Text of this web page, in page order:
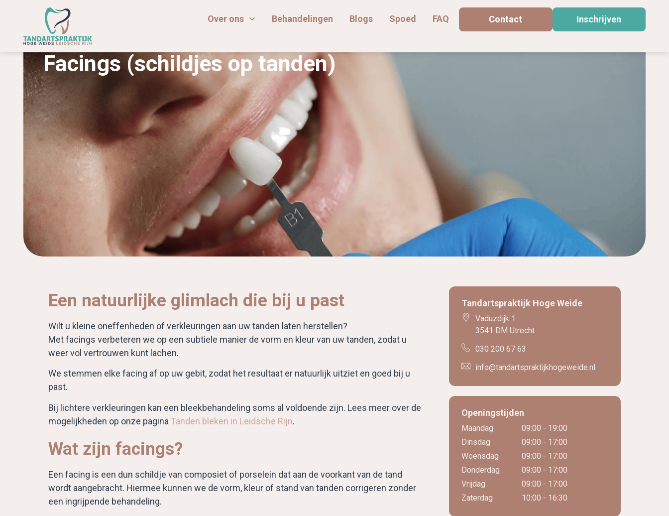
Over ons Behandelingen Blogs Spoed FAQ Contact Inschrijven
Facings (schildjes op tanden)
Een natuurlijke glimlach die bij u past
Wilt u kleine oneffenheden of verkleuringen aan uw tanden laten herstellen?
Met facings verbeteren we op een subtiele manier de vorm en kleur van uw tanden, zodat u
weer vol vertrouwen kunt lachen.
We stemmen elke facing af op uw gebit, zodat het resultaat er natuurlijk uitziet en goed bij u
past.
Bij lichtere verkleuringen kan een bleekbehandeling soms al voldoende zijn. Lees meer over de
mogelijkheden op onze pagina Tanden bleken in Leidsche Rijn.
Wat zijn facings?
Een facing is een dun schildje van composiet of porselein dat aan de voorkant van de tand
wordt aangebracht. Hiermee kunnen we de vorm, kleur of stand van tanden corrigeren zonder
een ingrijpende behandeling.
Tandartspraktijk Hoge Weide
Vaduzdijk 1
3541 DM Utrecht
030 200 67 63
info@tandartspraktijkhogeweide.nl
Openingstijden
Maandag
Dinsdag
Woensdag
Donderdag
Vrijdag
Zaterdag
09:00 - 19:00
09:00 - 17:00
09:00 - 17:00
09:00 - 17:00
09:00 - 17:00
10:00 - 16:30